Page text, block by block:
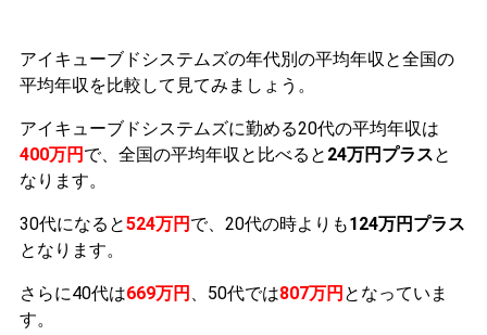
アイキューブドシステムズの年代別の平均年収と全国の
平均年収を比較して見てみましょう。
アイキューブドシステムズに勤める20代の平均年収は
400万円 で、全国の平均年収と比べると 24万円プラスと
なります。
30代になると524万円 で、20代の時よりも124万円プラス
となります。
さらに40代は669万円 、50代では807万円 となっていま
す。